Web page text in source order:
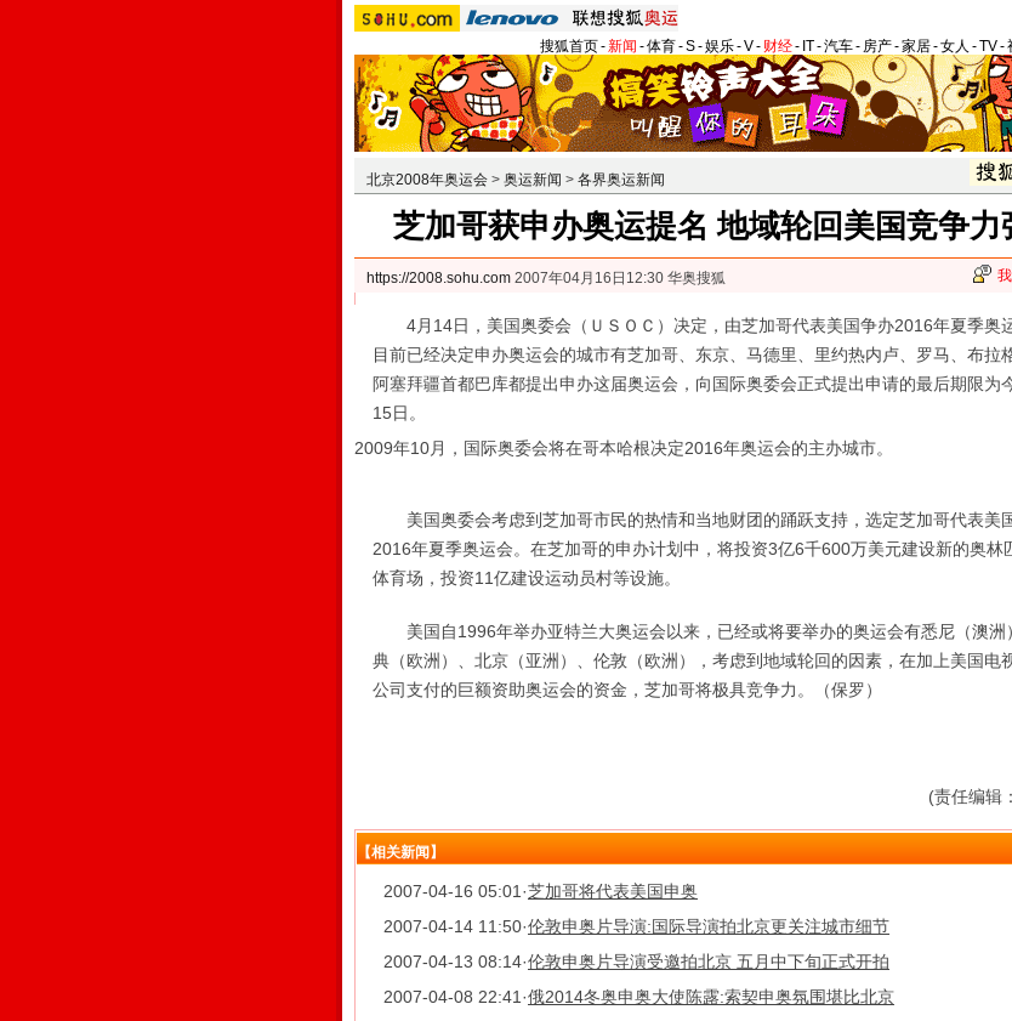
搜狐首页-新闻 -体育-S-娱乐-V- 财经- IT-汽车- 房产-家居-女人 -TV-
北京2008年奥运会 > 奥运新闻 > 各界奥运新闻
芝加哥获申办奥运提名 地域轮回美国竞争力
https://2008.sohu.com 2007年04月16日12:30 华奥搜狐
4月14日，美国奥委会（ＵＳＯＣ）决定，由芝加哥代表美国争办2016年夏季奥运
目前已经决定申办奥运会的城市有芝加哥、东京、马德里、里约热内卢、罗马、布拉
阿塞拜疆首都巴库都提出申办这届奥运会，向国际奥委会正式提出申请的最后期限为
15日。
2009年10月，国际奥委会将在哥本哈根决定2016年奥运会的主办城市。
美国奥委会考虑到芝加哥市民的热情和当地财团的踊跃支持，选定芝加哥代表美
2016年夏季奥运会。在芝加哥的申办计划中，将投资3亿6千600万美元建设新的奥林
体育场，投资11亿建设运动员村等设施。
美国自1996年举办亚特兰大奥运会以来，已经或将要举办的奥运会有悉尼（澳洲
典（欧洲）、北京（亚洲）、伦敦（欧洲），考虑到地域轮回的因素，在加上美国电
公司支付的巨额资助奥运会的资金，芝加哥将极具竞争力。（保罗）
(责任编辑
【相关新闻】
2007-04-16 05:01 ·芝加哥将代表美国申奥
2007-04-14 11:50·伦敦申奥片导演:国际导演拍北京更关注城市细节
2007-04-13 08:14·伦敦申奥片导演受邀拍北京 五月中下旬正式开拍
2007-04-08 22:41 ·俄2014冬奥申奥大使陈露:索契申奥氛围堪比北京